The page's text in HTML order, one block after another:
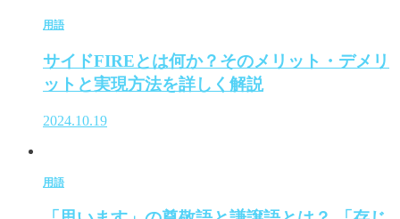
用語
サイドFIREとは何か？そのメリット・デメリ
ットと実現方法を詳しく解説
2024.10.19
用語